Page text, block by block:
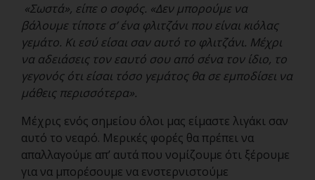
«Σωστά», είπε ο σοφός. «Δεν μπορούμε να
βάλουμε τίποτε σ’ ένα φλιτζάνι που είναι κιόλας
γεμάτο. Κι εσύ είσαι σαν αυτό το φλιτζάνι. Μέχρι
να αδειάσεις τον εαυτό σου από σένα τον ίδιο, το
γεγονός ότι είσαι τόσο γεμάτος θα σε εμποδίσει να
μάθεις περισσότερα».
Μέχρις ενός σημείου όλοι μας είμαστε λιγάκι σαν
αυτό το νεαρό. Μερικές φορές θα πρέπει να
απαλλαγούμε απ’ αυτά που νομίζουμε ότι ξέρουμε
για να μπορέσουμε να ενστερνιστούμε